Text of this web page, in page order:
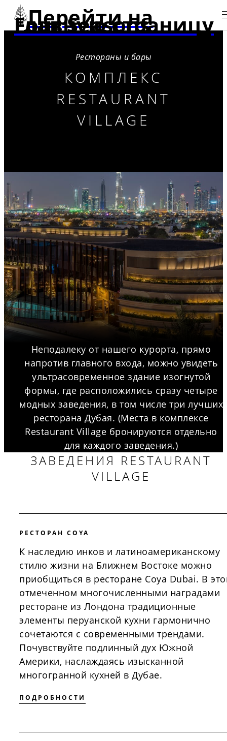
Перейти на
главную страницу Four Seasons
Рестораны и бары
КОМПЛЕКС
RESTAURANT
VILLAGE
Неподалеку от нашего курорта, прямо
напротив главного входа, можно увидеть
ультрасовременное здание изогнутой
формы, где расположились сразу четыре
модных заведения, в том числе три лучших
ресторана Дубая. (Места в комплексе
Restaurant Village бронируются отдельно
для каждого заведения.)
ЗАВЕДЕНИЯ RESTAURANT
VILLAGE
РЕСТОРАН COYA
К наследию инков и латиноамериканскому
стилю жизни на Ближнем Востоке можно
приобщиться в ресторане Coya Dubai. В
отмеченном многочисленными наградами
ресторане из Лондона традиционные
элементы перуанской кухни гармонично
сочетаются с современными трендами.
Почувствуйте подлинный дух Южной
Америки, наслаждаясь изысканной
многогранной кухней в Дубае.
ПОДРОБНОСТИ